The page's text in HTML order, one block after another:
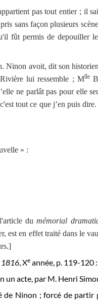
pas tout entier ; il
sans façon plusieurs
fût permis de depouiller
Ninon avoit, dit son
lui ressemble ; Mlle
ne parlât pas pour elle
tout ce que j’en puis
» :
l'article dumémorial
est en effet traité dans le
1816 , Xe année, p. 119-120 :
un acte, par M. Henri
de Ninon ; forcé de